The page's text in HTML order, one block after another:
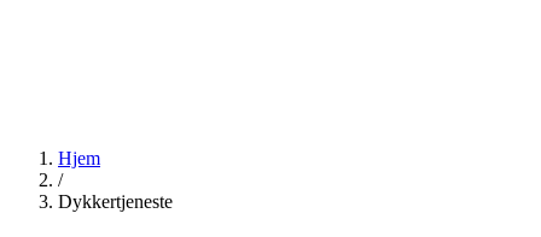
Hjem
/
Dykkertjeneste